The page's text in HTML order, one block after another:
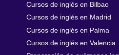
Cursos de inglés en Bilbao
Cursos de inglés en Madrid
Cursos de inglés en Palma
Cursos de inglés en Valencia